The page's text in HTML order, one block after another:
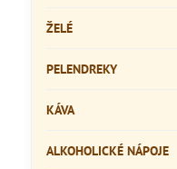
ŽELÉ
PELENDREKY
KÁVA
ALKOHOLICKÉ NÁPOJE